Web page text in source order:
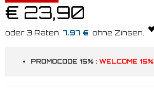
€ 23,90
7.97 €
PROMOCODE 15% : WELCOME 15%